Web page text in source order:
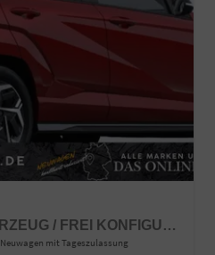
N LINE BESTELLFAHRZEUG / FREI KONFIGURIERBAR
Neuwagen mit Tageszulassung